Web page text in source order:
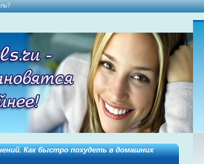
Как быстро похудеть в домашних